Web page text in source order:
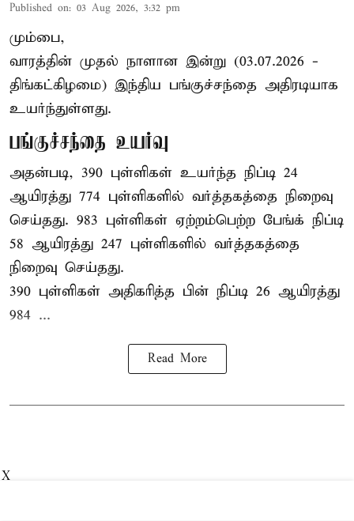
Published on: 03 Aug 2026, 3:32 pm
மும்பை,
வாரத்தின் முதல் நாளான இன்று (03.07.2026 -
திங்கட்கிழமை) இந்திய பங்குச்சந்தை அதிரடியாக
உயர்ந்துள்ளது.
பங்குச்சந்தை உயர்வு
அதன்படி, 390 புள்ளிகள் உயர்ந்த நிப்டி 24
ஆயிரத்து 774 புள்ளிகளில் வர்த்தகத்தை நிறைவு
செய்தது. 983 புள்ளிகள் ஏற்றம்பெற்ற பேங்க் நிப்டி
58 ஆயிரத்து 247 புள்ளிகளில் வர்த்தகத்தை
நிறைவு செய்தது.
390 புள்ளிகள் அதிகரித்த பின் நிப்டி 26 ஆயிரத்து
984 ...
Read More
X